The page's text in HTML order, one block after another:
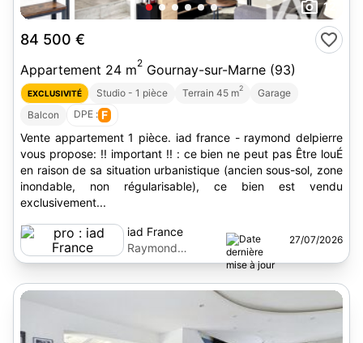
12
84 500 €
Appartement 24 m2 Gournay-sur-Marne (93)
EXCLUSIVITÉ Studio - 1 pièce Terrain 45 m2
Garage
Balcon
DPE : F
Vente appartement 1 pièce. iad france - raymond delpierre
vous propose: !! important !! : ce bien ne peut pas Être louÉ
en raison de sa situation urbanistique (ancien sous-sol, zone
inondable, non régularisable), ce bien est vendu
exclusivement...
iad France
Raymond
Delpierre
27/07/2026